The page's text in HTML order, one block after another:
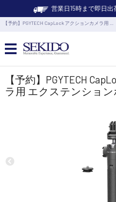
営業日15時まで即日出
【予約】PGYTECH CapLock アクションカメラ用 …
カメラドローン・生活家電
業務用ドローン・業務関連製
水中ドローン(ROV)・水中スクー
【予約】PGYTECH
ラ用 エクステンション